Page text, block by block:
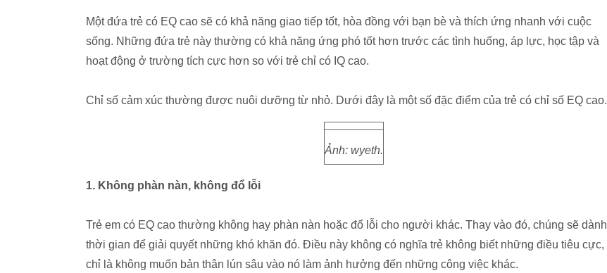
Một đứa trẻ có EQ cao sẽ có khả năng giao tiếp tốt, hòa đồng với bạn bè và thích ứng nhanh với cuộc
sống. Những đứa trẻ này thường có khả năng ứng phó tốt hơn trước các tình huống, áp lực, học tập và
hoạt động ở trường tích cực hơn so với trẻ chỉ có IQ cao.
Chỉ số cảm xúc thường được nuôi dưỡng từ nhỏ. Dưới đây là một số đặc điểm của trẻ có chỉ số EQ cao.
Ảnh: wyeth.
1. Không phàn nàn, không đổ lỗi
Trẻ em có EQ cao thường không hay phàn nàn hoặc đổ lỗi cho người khác. Thay vào đó, chúng sẽ dành
thời gian để giải quyết những khó khăn đó. Điều này không có nghĩa trẻ không biết những điều tiêu cực,
chỉ là không muốn bản thân lún sâu vào nó làm ảnh hưởng đến những công việc khác.